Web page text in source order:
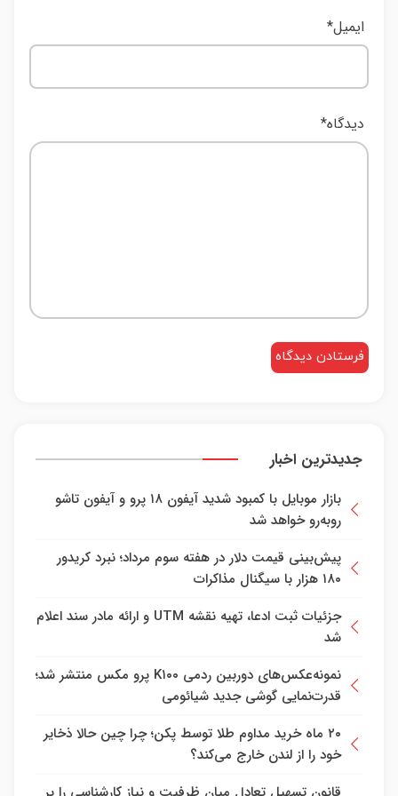
جدیدترین اخبار
بازار موبایل با کمبود شدید آیفون ۱۸ پرو و آیفون تاشو
روبه‌رو خواهد شد
پیش‌بینی قیمت دلار در هفته سوم مرداد؛ نبرد کریدور
۱۸۰ هزار با سیگنال مذاکرات
جزئیات ثبت ادعا، تهیه نقشه UTM و ارائه مادر سند اعلام
شد
نمونه‌عکس‌های دوربین ردمی K۱۰۰ پرو مکس منتشر شد؛
قدرت‌نمایی گوشی جدید شیائومی
۲۰ ماه خرید مداوم طلا توسط پکن؛ چرا چین حالا ذخایر
خود را از لندن خارج می‌کند؟
دیدگاه*
ایمیل*